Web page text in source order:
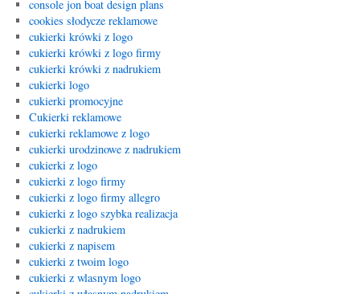
console jon boat design plans
cookies słodycze reklamowe
cukierki krówki z logo
cukierki krówki z logo firmy
cukierki krówki z nadrukiem
cukierki logo
cukierki promocyjne
Cukierki reklamowe
cukierki reklamowe z logo
cukierki urodzinowe z nadrukiem
cukierki z logo
cukierki z logo firmy
cukierki z logo firmy allegro
cukierki z logo szybka realizacja
cukierki z nadrukiem
cukierki z napisem
cukierki z twoim logo
cukierki z wlasnym logo